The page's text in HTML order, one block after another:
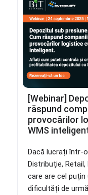
[Webinar]
răspund
provocărilor
WMS
Dacă lucrați într-
Distribuție,
care are cel
dificultăți de